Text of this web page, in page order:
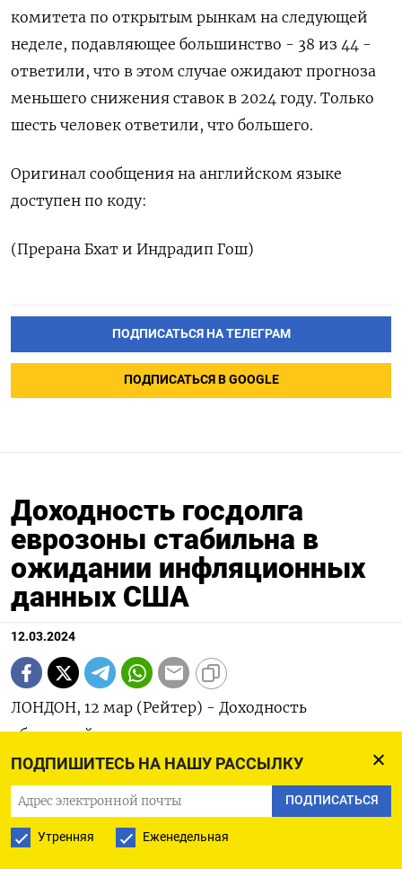
ПОДПИШИТЕСЬ НА НАШУ РАССЫЛКУ
ПОДПИСАТЬСЯ
Утренняя Еженедельная
комитета по открытым рынкам на следующей
неделе, подавляющее большинство - 38 из 44 -
ответили, что в этом случае ожидают прогноза
меньшего снижения ставок в 2024 году. Только
шесть человек ответили, что большего.
Оригинал сообщения на английском языке
доступен по коду:
(Прерана Бхат и Индрадип Гош)
ПОДПИСАТЬСЯ НА ТЕЛЕГРАМ
ПОДПИСАТЬСЯ В GOOGLE
Доходность госдолга
еврозоны стабильна в
ожидании инфляционных
данных США
12.03.2024
ЛОНДОН, 12 мар (Рейтер) - Доходность
облигаций еврозоны остается в узком диапазоне
во вторник после сильнейшего недельного спада
с декабря на прошлой неделе. Инвесторы
ожидают данных об инфляции в США, которые
могут укрепить ожидания корректировки